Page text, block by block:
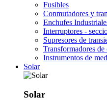
Fusibles
Conmutadores y
Enchufes
Interruptores -
Supresores de
Transformadores
Instrumentos de
Solar
Solar